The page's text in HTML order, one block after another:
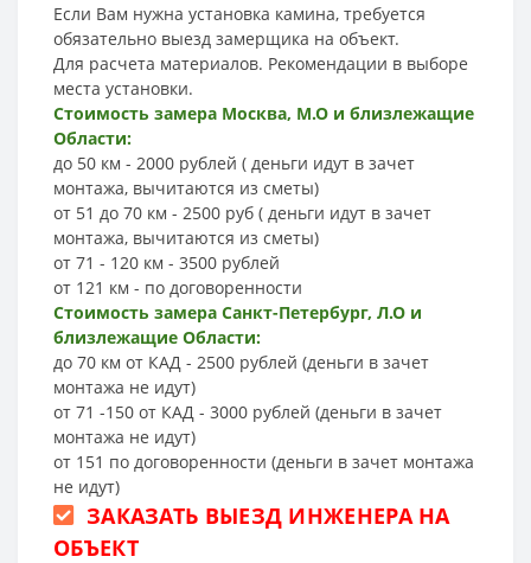
Если Вам нужна установка камина, требуется
обязательно выезд замерщика на объект.
Для расчета материалов. Рекомендации в выборе
места установки.
Стоимость замера Москва, М.О и близлежащие
Области:
до 50 км - 2000 рублей ( деньги идут в зачет
монтажа, вычитаются из сметы)
от 51 до 70 км - 2500 руб ( деньги идут в зачет
монтажа, вычитаются из сметы)
от 71 - 120 км - 3500 рублей
от 121 км - по договоренности
Стоимость замера Санкт-Петербург, Л.О и
близлежащие Области:
до 70 км от КАД - 2500 рублей (деньги в зачет
монтажа не идут)
от 71 -150 от КАД - 3000 рублей (деньги в зачет
монтажа не идут)
от 151 по договоренности (деньги в зачет монтажа
не идут)
ЗАКАЗАТЬ ВЫЕЗД ИНЖЕНЕРА НА
ОБЪЕКТ